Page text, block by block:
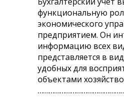
функциональную
экономического
предприятием. Он
информацию всех
представляется в
удобных для
объектами